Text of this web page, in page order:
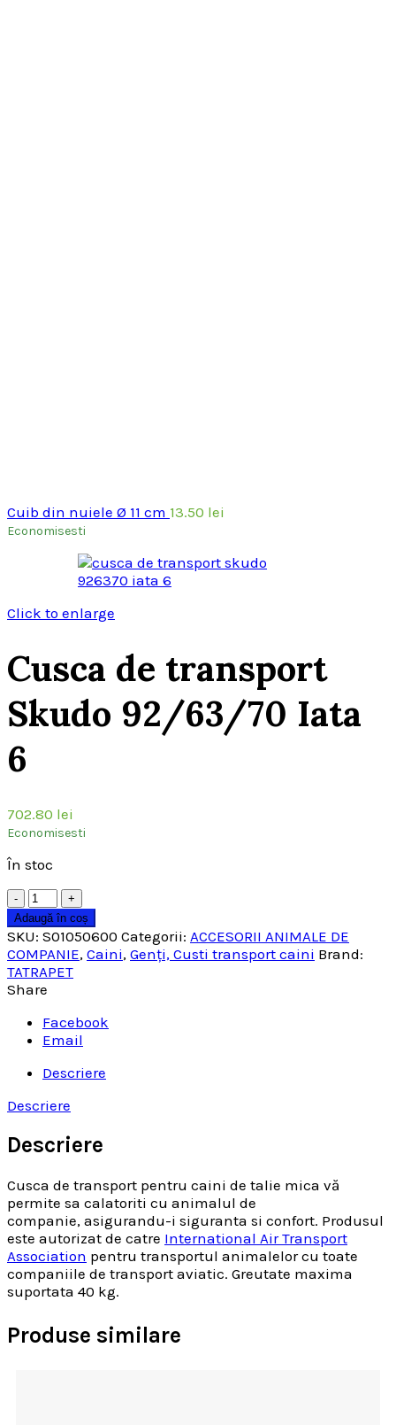
Cuib din nuiele Ø 11 cm 13.50 lei
Economisesti
Click to enlarge
Cusca de transport
Skudo 92/63/70 Iata
6
702.80 lei
Economisesti
În stoc
Cantitate
Adaugă în coș
SKU: S01050600 Categorii: ACCESORII ANIMALE DE
COMPANIE, Caini, Genţi, Custi transport caini Brand:
TATRAPET
Share
Facebook
Email
Descriere
Descriere
Descriere
Cusca de transport pentru caini de talie mica vă
permite sa calatoriti cu animalul de
companie, asigurandu-i siguranta si confort. Produsul
este autorizat de catre International Air Transport
Association pentru transportul animalelor cu toate
companiile de transport aviatic. Greutate maxima
suportata 40 kg.
Produse similare